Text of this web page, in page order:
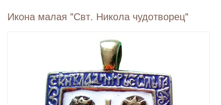
Икона малая "Свт. Никола чудотворец"